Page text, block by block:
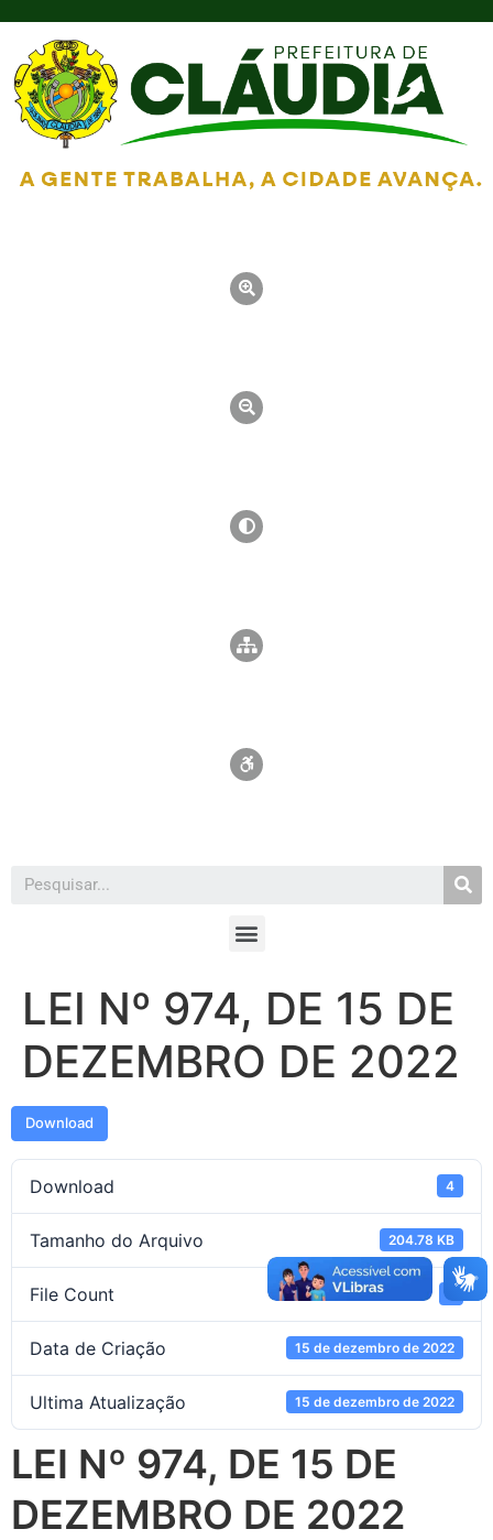
LEI Nº 974, DE 15 DE
DEZEMBRO DE 2022
Download
Download 4
Tamanho do Arquivo 204.78 KB
File Count
Data de Criação 15 de dezembro de 2022
Ultima Atualização 15 de dezembro de 2022
LEI Nº 974, DE 15 DE
DEZEMBRO DE 2022